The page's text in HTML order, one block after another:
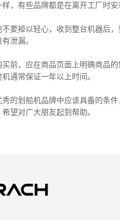
样，有些品牌都是在离开工厂时
要掉以轻心，收到整台机器后
泄漏。
前，应在商品页面上明确商品
通常保证一年以上时间。
秀的划船机品牌中应该具备的条
望对广大朋友起到帮助。